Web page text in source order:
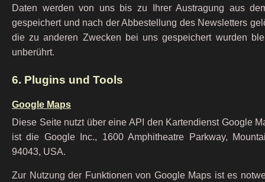
Daten werden von uns bis zu Ihrer Austragung aus
gespeichert und nach der Abbestellung des Newsletters
die zu anderen Zwecken bei uns gespeichert wurden
unberührt.
6. Plugins und Tools
Google Maps
Diese Seite nutzt über eine API den Kartendienst Google
ist die Google Inc., 1600 Amphitheatre Parkway,
94043, USA.
Zur Nutzung der Funktionen von Google Maps ist es